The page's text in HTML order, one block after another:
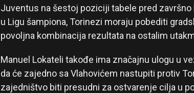
Juventus na šestoj poziciji tabele pred završno
u Ligu šampiona, Torinezi moraju pobediti
povoljna kombinacija rezultata na ostalim
Manuel Lokateli takođe ima značajnu ulogu u
da će zajedno sa Vlahovićem nastupiti protiv
zajedništvo biti presudni za ostvarenje cilja u